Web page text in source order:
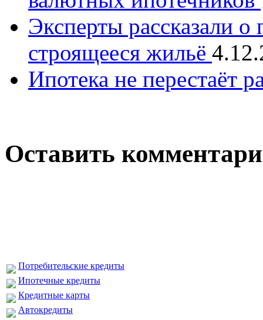
Эксперты рассказали
строящееся жильё
Ипотека не перестаёт
Оставить
Потребительские кредиты
Ипотечные кредиты
Кредитные карты
Автокредиты